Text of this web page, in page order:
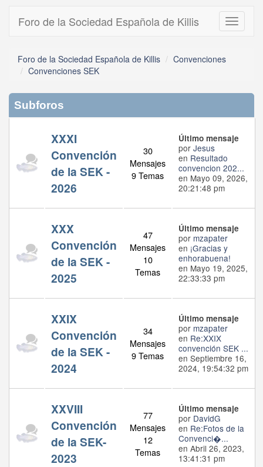
Toggle
Foro de la Sociedad Española de Killis
Foro de la Sociedad Española de Killis
Convenciones
Convenciones SEK
Subforos
XXXI
Convención
de la SEK -
2026
30
Mensajes
9 Temas
Último mensaje
por Jesus
en Resultado
convencion 202...
en Mayo 09, 2026,
20:21:48 pm
XXX
Convención
de la SEK -
2025
47
Mensajes
10
Temas
Último mensaje
por mzapater
en ¡Gracias y
enhorabuena!
en Mayo 19, 2025,
22:33:33 pm
XXIX
Convención
de la SEK -
2024
34
Mensajes
9 Temas
Último mensaje
por mzapater
en Re:XXIX
convención SEK ...
en Septiembre 16,
2024, 19:54:32 pm
XXVIII
Convención
de la SEK-
2023
77
Mensajes
12
Temas
Último mensaje
por DavidG
en Re:Fotos de la
Convenci�...
en Abril 26, 2023,
13:41:31 pm